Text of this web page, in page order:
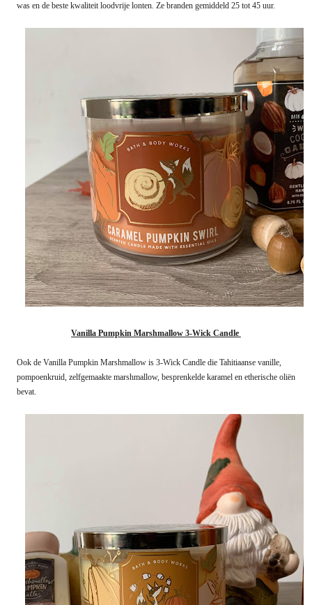
was en de beste kwaliteit loodvrije lonten. Ze branden gemiddeld 25 tot 45 uur.
Vanilla Pumpkin Marshmallow 3-Wick Candle
Ook de Vanilla Pumpkin Marshmallow is 3-Wick Candle die Tahitiaanse vanille,
pompoenkruid, zelfgemaakte marshmallow, besprenkelde karamel en etherische oliën
bevat.